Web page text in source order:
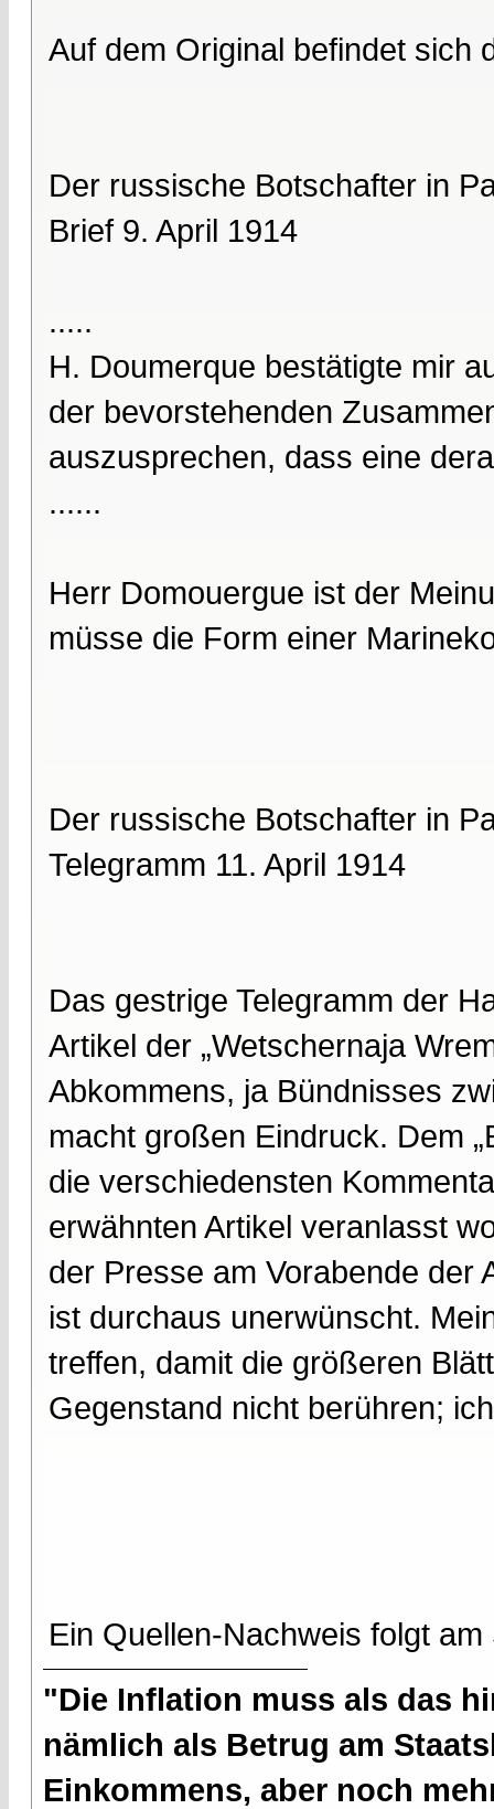
Auf dem Original befindet sich
Der russische Botschafter in
Brief 9. April 1914
.....
H. Doumerque bestätigte mir
der bevorstehenden
auszusprechen, dass eine
......
Herr Domouergue ist der
müsse die Form einer
Der russische Botschafter in
Telegramm 11. April 1914
Das gestrige Telegramm der
Artikel der „Wetschernaja
Abkommens, ja Bündnisses
macht großen Eindruck. Dem
die verschiedensten
erwähnten Artikel veranlasst
der Presse am Vorabende der
ist durchaus unerwünscht.
treffen, damit die größeren
Gegenstand nicht berühren;
Ein Quellen-Nachweis folgt am
"Die Inflation muss als das
nämlich als Betrug am
Einkommens, aber noch